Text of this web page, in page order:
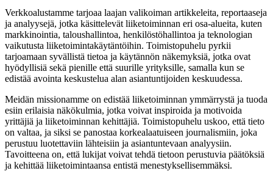
Verkkoalustamme tarjoaa laajan valikoiman artikkeleita, reportaaseja
ja analyysejä, jotka käsittelevät liiketoiminnan eri osa-alueita, kuten
markkinointia, taloushallintoa, henkilöstöhallintoa ja teknologian
vaikutusta liiketoimintakäytäntöihin. Toimistopuhelu pyrkii
tarjoamaan syvällistä tietoa ja käytännön näkemyksiä, jotka ovat
hyödyllisiä sekä pienille että suurille yrityksille, samalla kun se
edistää avointa keskustelua alan asiantuntijoiden keskuudessa.
Meidän missionamme on edistää liiketoiminnan ymmärrystä ja tuoda
esiin erilaisia näkökulmia, jotka voivat inspiroida ja motivoida
yrittäjiä ja liiketoiminnan kehittäjiä. Toimistopuhelu uskoo, että tieto
on valtaa, ja siksi se panostaa korkealaatuiseen journalismiin, joka
perustuu luotettaviin lähteisiin ja asiantuntevaan analyysiin.
Tavoitteena on, että lukijat voivat tehdä tietoon perustuvia päätöksiä
ja kehittää liiketoimintaansa entistä menestyksellisemmäksi.